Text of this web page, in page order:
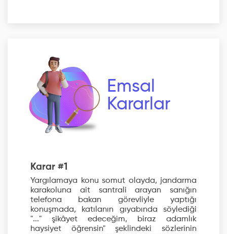
Emsal
Kararlar
Karar #1
Yargılamaya konu somut olayda, jandarma
karakoluna ait santrali arayan sanığın
telefona bakan görevliyle yaptığı
konuşmada, katılanın gıyabında söylediği
"..." şikâyet edeceğim, biraz adamlık
haysiyet öğrensin" şeklindeki sözlerinin